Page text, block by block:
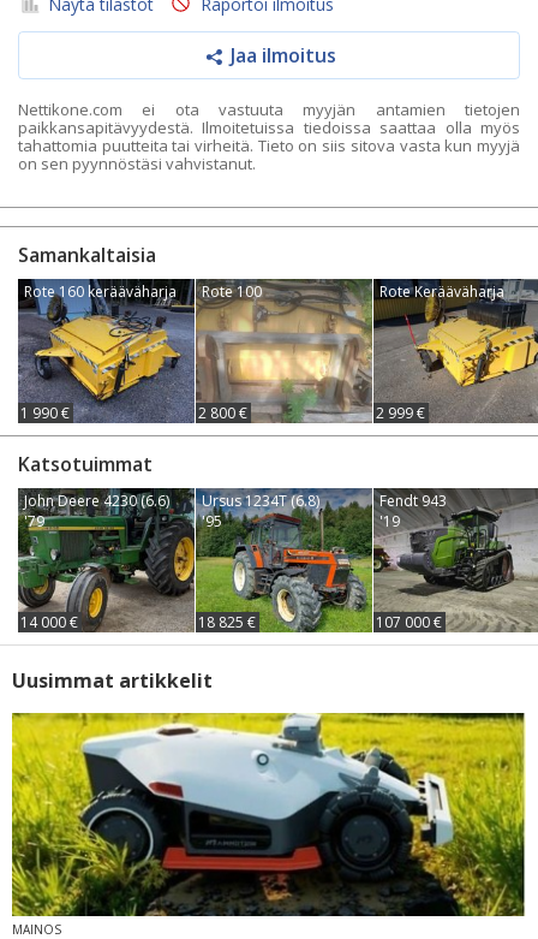
Jaa ilmoitus
Nettikone.com ei ota vastuuta myyjän antamien tietojen
paikkansapitävyydestä. Ilmoitetuissa tiedoissa saattaa olla myös
tahattomia puutteita tai virheitä. Tieto on siis sitova vasta kun myyjä
on sen pyynnöstäsi vahvistanut.
Samankaltaisia
Rote 160 kerääväharja
1 990 €
Rote 100
2 800 €
Rote Kerääväharja
2 999 €
Katsotuimmat
John Deere 4230 (6.6)
'79
14 000 €
Ursus 1234T (6.8)
'95
18 825 €
Fendt 943
'19
107 000 €
Uusimmat artikkelit
MAINOS